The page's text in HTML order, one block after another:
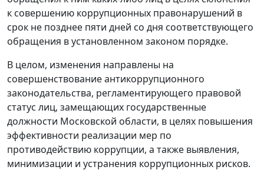
к совершению коррупционных правонарушений в
срок не позднее пяти дней со дня соответствующего
обращения в установленном законом порядке.
В целом, изменения направлены на
совершенствование антикоррупционного
законодательства, регламентирующего правовой
статус лиц, замещающих государственные
должности Московской области, в целях повышения
эффективности реализации мер по
противодействию коррупции, а также выявления,
минимизации и устранения коррупционных рисков.